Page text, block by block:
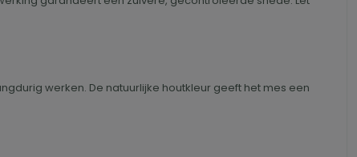
werken. De natuurlijke houtkleur geeft het mes een